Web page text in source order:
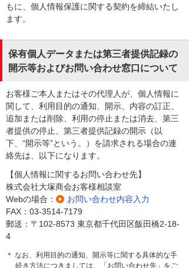
もに、個人情報保護に関する契約を締結いたし
ます。
保有個人データまたは第三者提供記録の
開示等およびお問い合わせ窓口について
お客様ご本人またはその代理人が、個人情報に
関して、利用目的の通知、開示、内容の訂正、
追加または削除、利用の停止または消去、第三
者提供の停止、第三者提供記録の開示（以
下、“開示等”という。）を請求される場合の連
絡先は、以下になります。
【個人情報に関するお問い合わせ先】
株式会社大塚商会お客様相談室
Webの場合：
お問い合わせ内容入力
FAX：03-3514-7179
郵送：〒102-8573 東京都千代田区飯田橋2-18-
4
＊ なお、利用目的の通知、開示等に関する具体的な手
続き方法につきましては、「お問い合わせ先」をご